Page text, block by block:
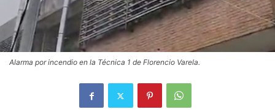
Alarma por incendio en la Técnica 1 de Florencio Varela.